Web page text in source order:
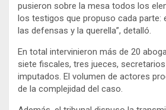
pusieron sobre la mesa todos los
los testigos que propuso cada parte:
las defensas y la querella”, detalló.
En total intervinieron más de 20
siete fiscales, tres jueces,
imputados. El volumen de actores
de la complejidad del caso.